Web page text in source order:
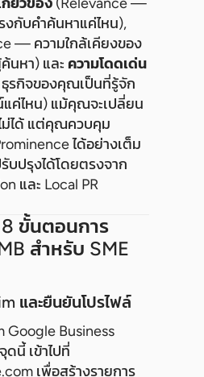
กับคำค้นหาแค่ไหน),
— ความใกล้เคียงของ
นหา) และ ความโดดเด่น
รกิจของคุณเป็นที่รู้จัก
แค่ไหน) แม้คุณจะเปลี่ยน
ม่ได้ แต่คุณควบคุม
ได้อย่างเต็ม
ปรุงได้โดยตรงจาก
และ Local PR
ขั้นตอนการ
สำหรับ SME
และยืนยันโปรไฟล์
Google Business
ดนี้ เข้าไปที่
เพื่อสร้างรายการ